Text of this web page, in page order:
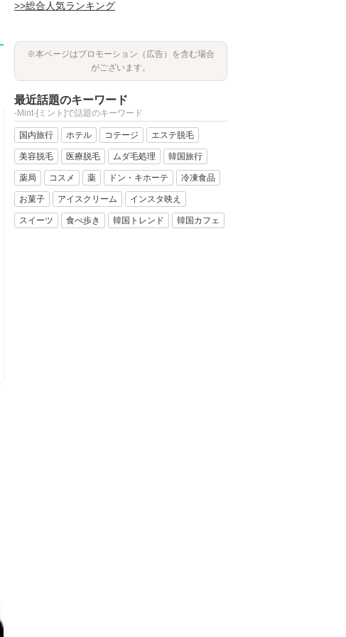
>>総合人気ランキング
※本ページはプロモーション（広告）を含む場合
がございます。
最近話題のキーワード
-Mint-[ミント]で話題のキーワード
国内旅行 ホテル コテージ エステ脱毛
美容脱毛 医療脱毛 ムダ毛処理 韓国旅行
薬局 コスメ 薬 ドン・キホーテ 冷凍食品
お菓子 アイスクリーム インスタ映え
スイーツ 食べ歩き 韓国トレンド 韓国カフェ